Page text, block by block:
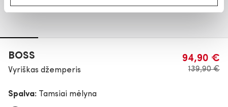
BOSS
Vyriškas džemperis
94,90 €
139,90 €
Spalva: Tamsiai mėlyna